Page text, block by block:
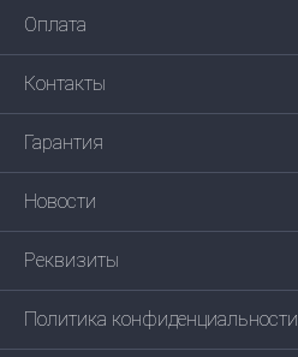
Оплата
Контакты
Гарантия
Новости
Реквизиты
Политика конфиденциальности